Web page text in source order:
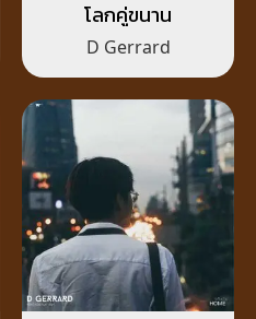
โลกคู่ขนาน
D Gerrard